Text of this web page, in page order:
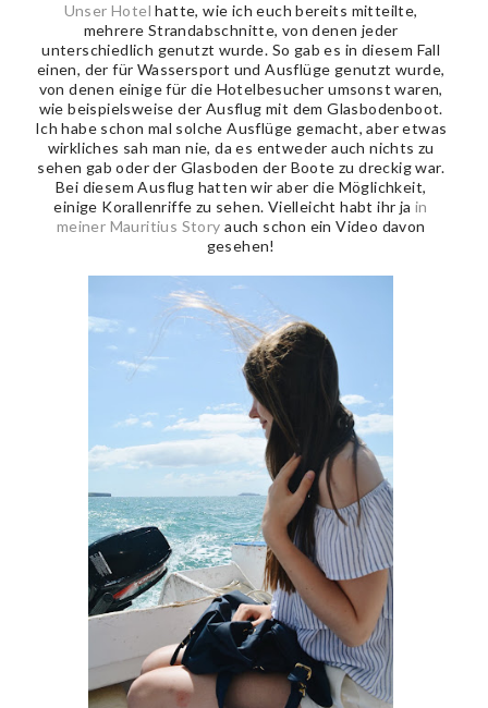
Unser Hotel hatte, wie ich euch bereits mitteilte,
mehrere Strandabschnitte, von denen jeder
unterschiedlich genutzt wurde. So gab es in diesem Fall
einen, der für Wassersport und Ausflüge genutzt wurde,
von denen einige für die Hotelbesucher umsonst waren,
wie beispielsweise der Ausflug mit dem Glasbodenboot.
Ich habe schon mal solche Ausflüge gemacht, aber etwas
wirkliches sah man nie, da es entweder auch nichts zu
sehen gab oder der Glasboden der Boote zu dreckig war.
Bei diesem Ausflug hatten wir aber die Möglichkeit,
einige Korallenriffe zu sehen. Vielleicht habt ihr jain
meiner Mauritius Story auch schon ein Video davon
gesehen!